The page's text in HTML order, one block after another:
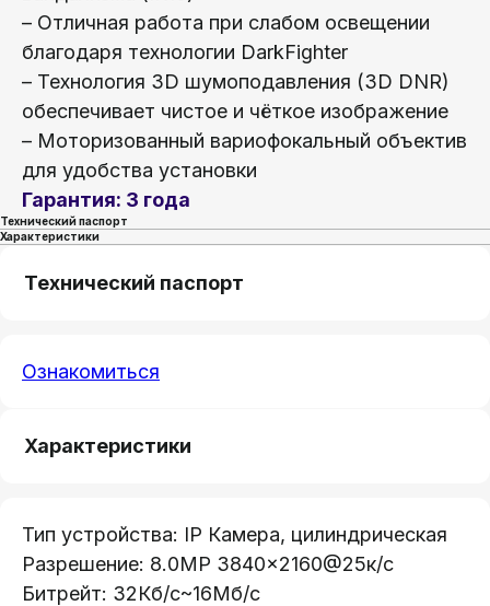
– Отличная работа при слабом освещении
благодаря технологии DarkFighter
– Технология 3D шумоподавления (3D DNR)
обеспечивает чистое и чёткое изображение
– Моторизованный вариофокальный объектив
для удобства установки
Гарантия: 3 года
Технический паспорт
Характеристики
Технический паспорт
Ознакомиться
Характеристики
Тип устройства: IP Камера, цилиндрическая
Разрешение: 8.0MP 3840×2160@25к/с
Битрейт: 32Кб/с~16Мб/с